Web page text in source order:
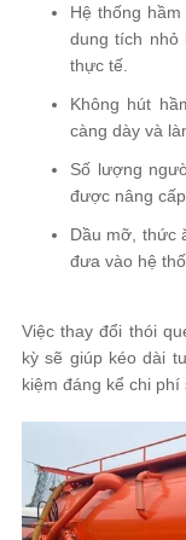
Hệ thống
dung tích nhỏ
thực tế.
Không hút
càng dày và
Số lượng
được nâng
Dầu mỡ, thức
đưa vào hệ
Việc thay đổi thói
kỳ sẽ giúp kéo dài
kiệm đáng kể chi phí